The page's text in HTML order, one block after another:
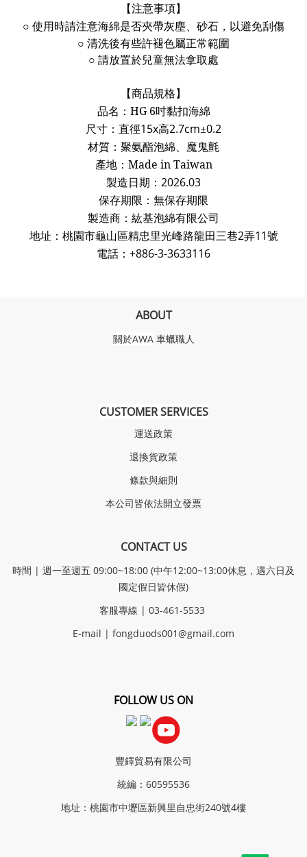
【注意事項】
○ 使用時請注意海綿是否夾帶灰塵、砂石，以避免刮傷
○ 清洗後有些許褪色屬正常範圍
○ 請放置於兒童無法拿取處
【商品規格】
品名： HG 6吋黏扣海綿
尺寸： 直徑15x高2.7cm±0.2
材質： 聚氨酯泡綿、魔鬼氈
產地： Made in Taiwan
製造日期： 2026.03
保存期限：無保存期限
製造商：紘基泡綿有限公司
地址：桃園市龜山區精忠里光峰路龍田三巷2弄11號
電話： +886-3-3633116
ABOUT
關於AWA 車蠟職人
CUSTOMER SERVICES
運送政策
退換貨政策
條款與細則
本公司皆依法開立發票
CONTACT US
時間 | 週一至週五 09:00~18:00 (中午12:00~13:00休息，遇六日及
國定假日皆休假)
客服專線 | 03-461-5533
E-mail | fongduods001@gmail.com
FOLLOW US ON
豐鐸貿易有限公司
統編：60595536
地址：桃園市中壢區新興里自忠街240號4樓